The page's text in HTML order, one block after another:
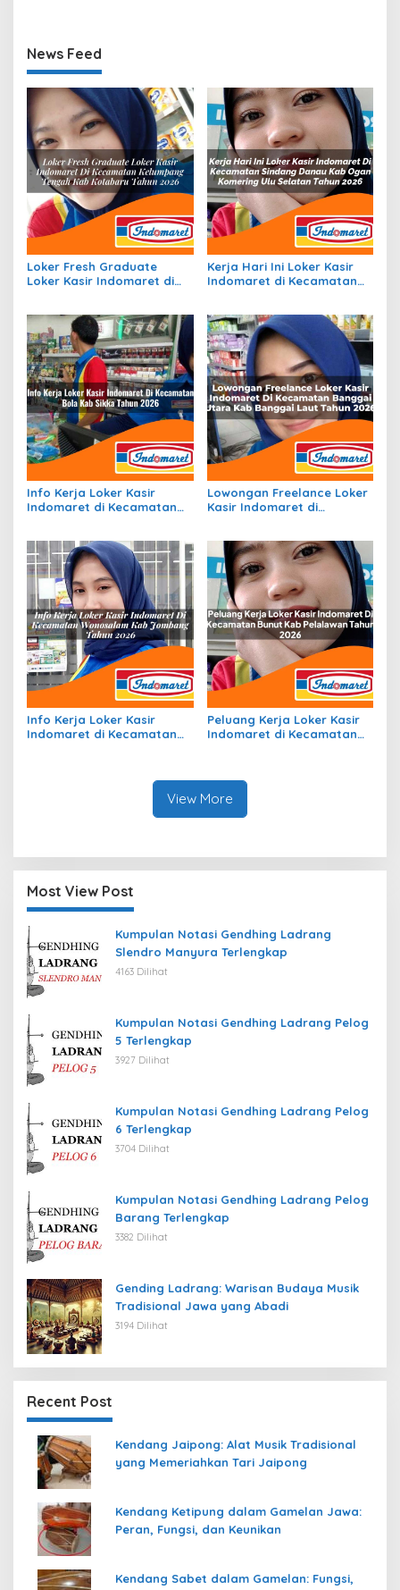
News Feed
Loker Fresh Graduate
Loker Kasir Indomaret di
Tahun 2026
Kerja Hari Ini Loker Kasir
Indomaret di Kecamatan
Tahun 2026
Info Kerja Loker Kasir
Indomaret di Kecamatan
Lowongan Freelance Loker
Kasir Indomaret di
2026
Info Kerja Loker Kasir
Indomaret di Kecamatan
Peluang Kerja Loker Kasir
Indomaret di Kecamatan
View More
Most View Post
Kumpulan Notasi Gendhing Ladrang
Slendro Manyura Terlengkap
4163 Dilihat
Kumpulan Notasi Gendhing Ladrang Pelog
5 Terlengkap
3927 Dilihat
Kumpulan Notasi Gendhing Ladrang Pelog
6 Terlengkap
3704 Dilihat
Kumpulan Notasi Gendhing Ladrang Pelog
Barang Terlengkap
3382 Dilihat
Gending Ladrang: Warisan Budaya Musik
Tradisional Jawa yang Abadi
3194 Dilihat
Recent Post
Kendang Jaipong: Alat Musik Tradisional
yang Memeriahkan Tari Jaipong
Kendang Ketipung dalam Gamelan Jawa:
Peran, Fungsi, dan Keunikan
Kendang Sabet dalam Gamelan: Fungsi,